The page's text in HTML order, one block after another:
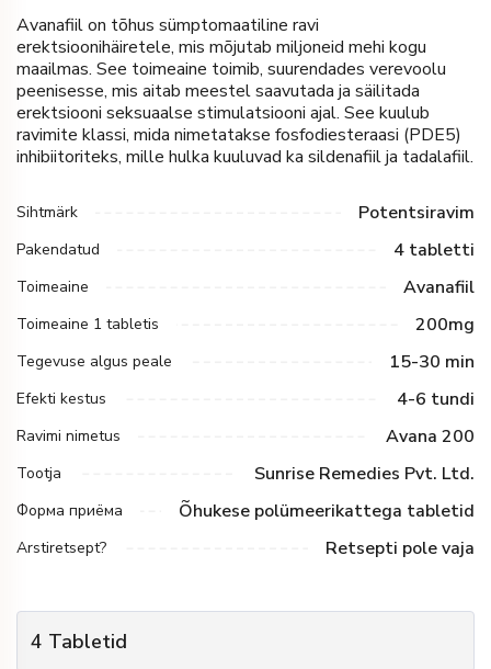
Avanafiil on tõhus sümptomaatiline ravi
erektsioonihäiretele, mis mõjutab miljoneid mehi kogu
maailmas. See toimeaine toimib, suurendades verevoolu
peenisesse, mis aitab meestel saavutada ja säilitada
erektsiooni seksuaalse stimulatsiooni ajal. See kuulub
ravimite klassi, mida nimetatakse fosfodiesteraasi (PDE5)
inhibiitoriteks, mille hulka kuuluvad ka sildenafiil ja tadalafiil.
Sihtmärk Potentsiravim
Pakendatud 4 tabletti
Toimeaine Avanafiil
Toimeaine 1 tabletis 200mg
Tegevuse algus peale 15-30 min
Efekti kestus 4-6 tundi
Ravimi nimetus Avana 200
Tootja Sunrise Remedies Pvt. Ltd.
Форма приёма Õhukese polümeerikattega tabletid
Arstiretsept? Retsepti pole vaja
4 Tabletid